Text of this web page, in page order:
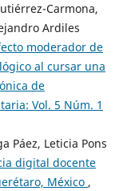
Carmona,
Ardiles
moderador de
al cursar una
de
Vol. 5 Núm. 1
Páez, Leticia Pons
digital docente
México ,